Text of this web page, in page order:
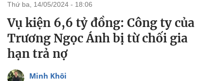
thứ ba, 14/05/2024 - 18:06
Vụ kiện 6,6 tỷ đồng: Công ty của
Trương Ngọc Ánh bị từ chối gia
hạn trả nợ
Minh Khôi